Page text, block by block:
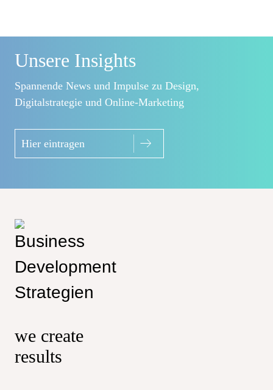
Unsere Insights
Spannende News und Impulse zu Design,
Digitalstrategie und Online-Marketing
Hier eintragen
we create
results